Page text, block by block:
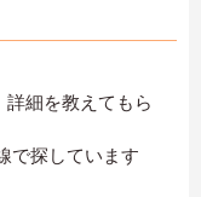
詳細を教えてもら
で探しています